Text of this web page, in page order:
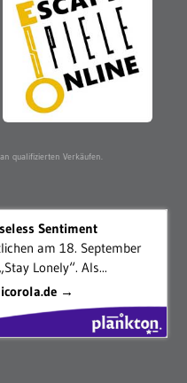
qualifizierten Verkäufen.
Sentiment
am 18. September
Lonely“. Als...
→